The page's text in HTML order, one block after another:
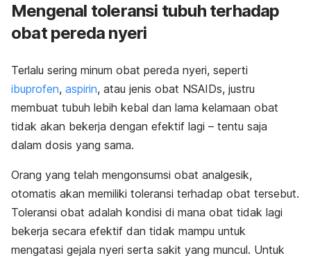
Mengenal toleransi tubuh terhadap
obat pereda nyeri
Terlalu sering minum obat pereda nyeri, seperti
ibuprofen, aspirin, atau jenis obat NSAIDs, justru
membuat tubuh lebih kebal dan lama kelamaan obat
tidak akan bekerja dengan efektif lagi – tentu saja
dalam dosis yang sama.
Orang yang telah mengonsumsi obat analgesik,
otomatis akan memiliki toleransi terhadap obat tersebut.
Toleransi obat adalah kondisi di mana obat tidak lagi
bekerja secara efektif dan tidak mampu untuk
mengatasi gejala nyeri serta sakit yang muncul. Untuk